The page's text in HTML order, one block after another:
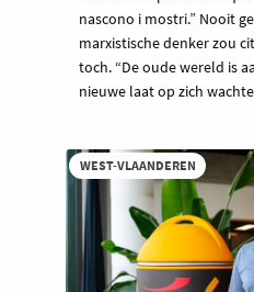
nascono i mostri.” Nooit
marxistische denker zou
toch. “De oude wereld is
nieuwe laat op zich
WEST-VLAANDEREN